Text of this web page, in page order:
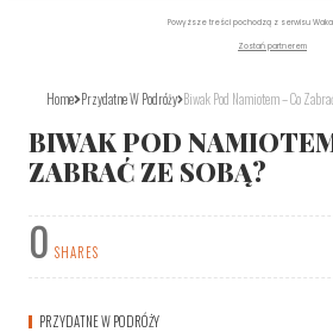
Powyższe treści pochodzą z serwisu
Zostań partnerem
Home Przydatne W Podróży Biwak Pod Namiotem – Co
BIWAK POD
ZABRAĆ ZE SOBĄ?
0 SHARES
PRZYDATNE W PODRÓŻY